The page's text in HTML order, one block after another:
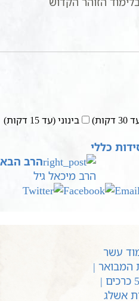
בינוני (עד 15 דקות)
כללי
הרב הבא
הרב מיכאל גיל